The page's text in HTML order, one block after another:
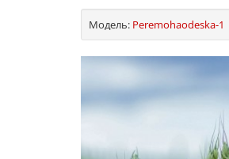
Модель: Peremohaodeska-1